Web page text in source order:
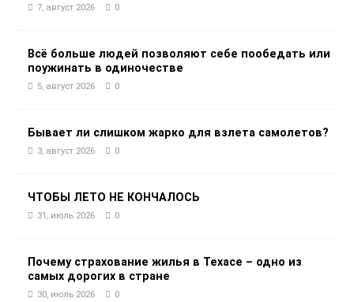
7, август 2026 0
Всё больше людей позволяют себе пообедать или
поужинать в одиночестве
5, август 2026 0
Бывает ли слишком жарко для взлета самолетов?
3, август 2026 0
ЧТОБЫ ЛЕТО НЕ КОНЧАЛОСЬ
31, июль 2026 0
Почему страхование жилья в Техасе – одно из
самых дорогих в стране
30, июль 2026 0